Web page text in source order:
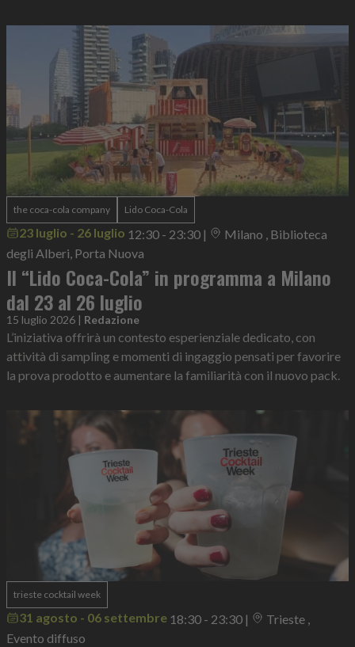
the coca-cola company Lido Coca-Cola
23 luglio - 26 luglio 12:30 - 23:30 |
Milano , Biblioteca
degli Alberi, Porta Nuova
Il “Lido Coca-Cola” in programma a Milano
dal 23 al 26 luglio
15 luglio 2026 | Redazione
L’iniziativa offrirà un contesto esperienziale dedicato, con
attività di sampling e momenti di ingaggio pensati per favorire
la prova prodotto e aumentare la familiarità con il nuovo pack.
trieste cocktail week
31 agosto - 06 settembre 18:30 - 23:30 |
Trieste ,
Evento diffuso